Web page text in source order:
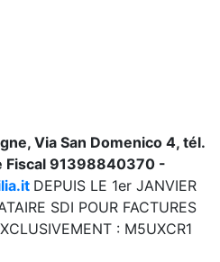
Via San Domenico 4, tél.
Fiscal 91398840370 -
DEPUIS LE 1er JANVIER
SDI POUR FACTURES
: M5UXCR1